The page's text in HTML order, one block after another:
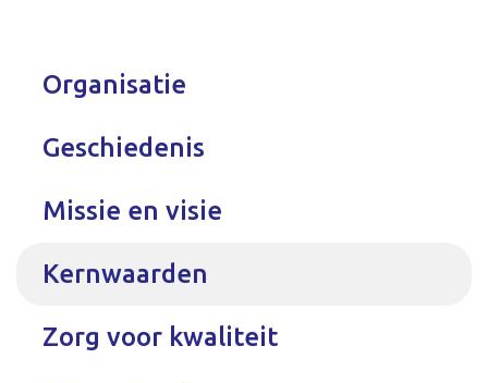
Organisatie
Geschiedenis
Missie en visie
Kernwaarden
Zorg voor kwaliteit